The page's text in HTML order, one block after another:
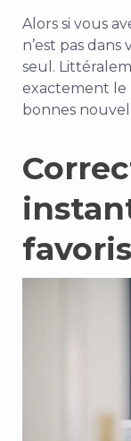
Alors si vous
n’est pas
seul.
exactement le
bonnes